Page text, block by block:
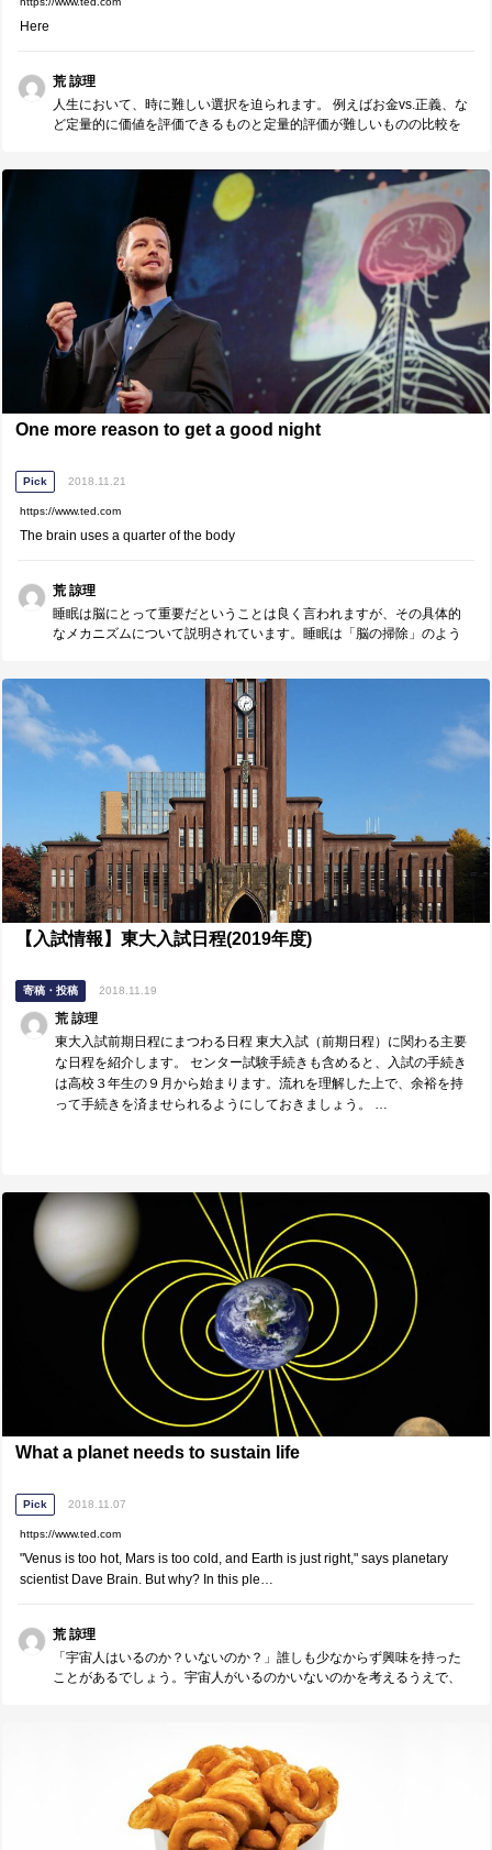
Here
荒 諒理
人生において、時に難しい選択を迫られます。 例えばお金vs.正義、な
ど定量的に価値を評価できるものと定量的評価が難しいものの比較を
由」に目を向けることが大切だと話者は述べています。 難しい選択を
迫られたときは、自分にとって大切な価値が何かを把握するチャンス
です。 世間の常識などに振り回されることなく(もちろん自分で考える
ために耳を傾けるのは大切だとは思いますが)、自分の価値観を大切に
しそれを貫く、それが自分らしい人生を歩むということなのだと思い
One more reason to get a good night
Pick 2018.11.21
https://www.ted.com
The brain uses a quarter of the body
荒 諒理
睡眠は脳にとって重要だということは良く言われますが、その具体的
なメカニズムについて説明されています。睡眠は「脳の掃除」のよう
【入試情報】東大入試日程(2019年度)
寄稿・投稿 2018.11.19
荒 諒理
東大入試前期日程にまつわる日程 東大入試（前期日程）に関わる主要
な日程を紹介します。 センター試験手続きも含めると、入試の手続き
は高校３年生の９月から始まります。流れを理解した上で、余裕を持
って手続きを済ませられるようにしておきましょう。 …
What a planet needs to sustain life
Pick 2018.11.07
https://www.ted.com
"Venus is too hot, Mars is too cold, and Earth is just right," says planetary
scientist Dave Brain. But why? In this ple…
荒 諒理
「宇宙人はいるのか？いないのか？」誰しも少なからず興味を持った
ことがあるでしょう。宇宙人がいるのかいないのかを考えるうえで、